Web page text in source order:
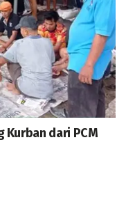
Kurban dari PCM